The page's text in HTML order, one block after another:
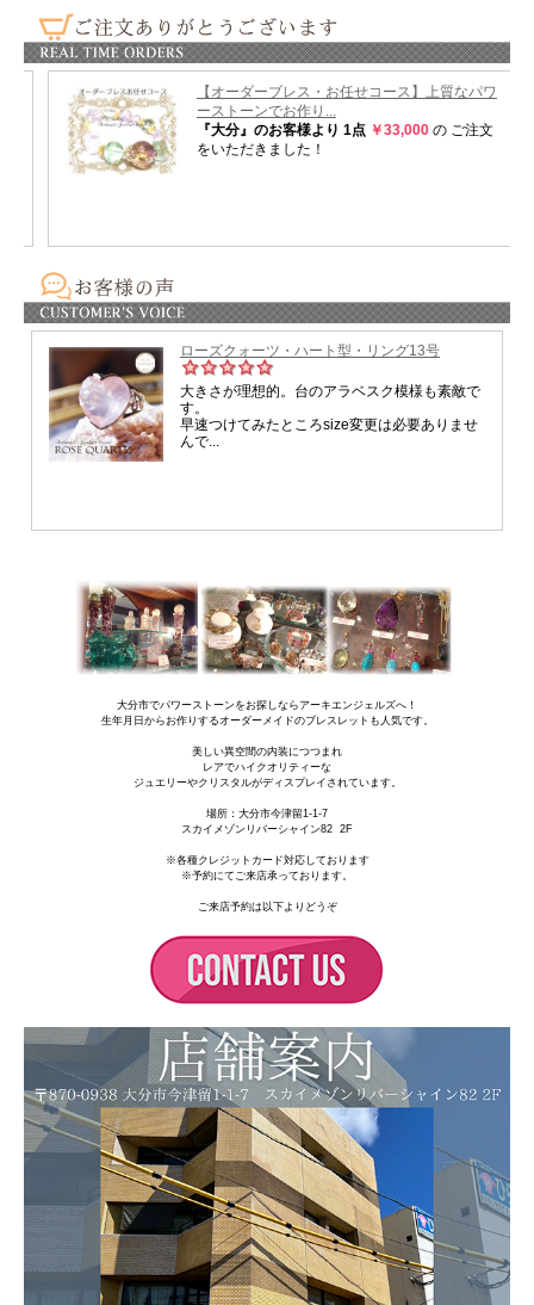
そんな風にラブラドライトは
あなたのまだ見ぬ可能性にスポットを当てて
新しい境地と展開をもたらしてくれることでしょう。
14kゴールドメッキ
石サイズ：縦0.8cm×横1cm×厚さ0.5cm
※サイズ直し不可
大分市でパワーストーンをお探しならアーキエンジェルズへ！
生年月日からお作りするオーダーメイドのブレスレットも人気です。
美しい異空間の内装につつまれ
レアでハイクオリティーな
ジュエリーやクリスタルがディスプレイされています。
場所： 大分市今津留1-1-7
スカイメゾンリバーシャイン82 2F
※各種クレジットカード対応しております
※予約にてご来店承っております。
ご来店予約は以下よりどうぞ